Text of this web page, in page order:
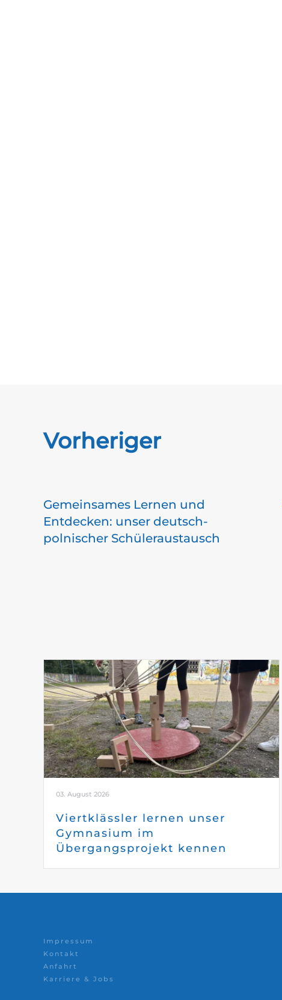
Vorheriger
Gemeinsames Lernen und
Entdecken: unser deutsch-
polnischer Schüleraustausch
03. August 2026
Viertklässler lernen unser
Gymnasium im
Übergangsprojekt kennen
Impressum
Kontakt
Anfahrt
Karriere & Jobs